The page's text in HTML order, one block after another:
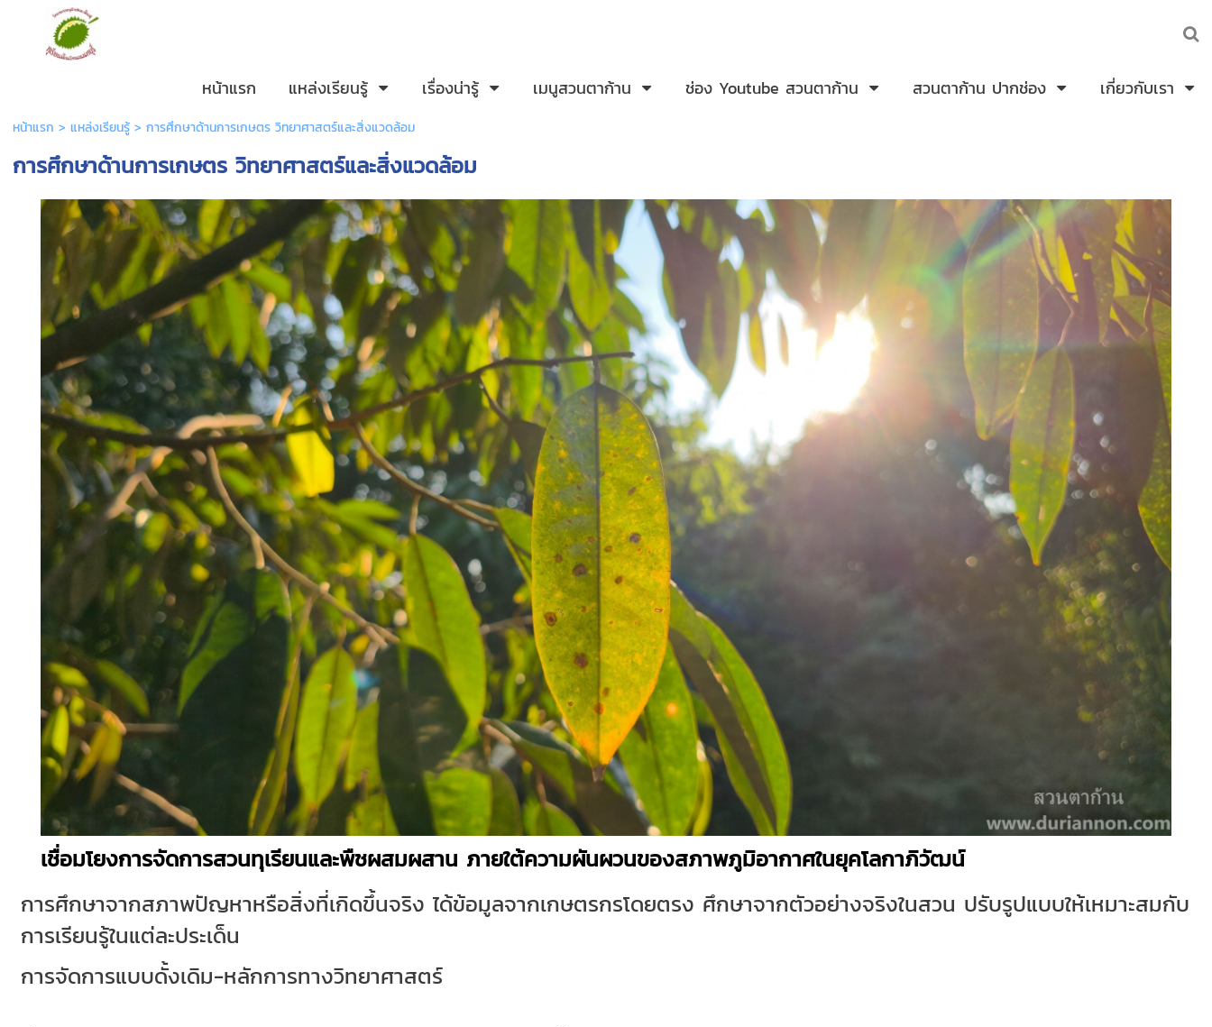
หน้าแรก แหล่งเรียนรู้ เรื่องน่ารู้ เมนูสวนตาก้าน ช่อง Youtube สวนตาก้าน สวนตาก้าน ปากช่อง เกี่ยวกับเรา
หน้าแรก > แหล่งเรียนรู้> การศึกษาด้านการเกษตร วิทยาศาสตร์และสิ่งแวดล้อม
การศึกษาด้านการเกษตร วิทยาศาสตร์และสิ่งแวดล้อม
เชื่อมโยงการจัดการสวนทุเรียนและพืชผสมผสาน ภายใต้ความผันผวนของสภาพภูมิอากาศในยุคโลกาภิวัฒน์
การศึกษาจากสภาพปัญหาหรือสิ่งที่เกิดขึ้นจริง ได้ข้อมูลจากเกษตรกรโดยตรง ศึกษาจากตัวอย่างจริงในสวน ปรับรูปแบบให้เหมาะสมกับ
การเรียนรู้ในแต่ละประเด็น
การจัดการแบบดั้งเดิม-หลักการทางวิทยาศาสตร์